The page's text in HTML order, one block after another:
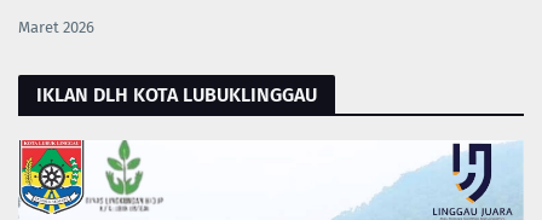
Maret 2026
IKLAN DLH KOTA LUBUKLINGGAU